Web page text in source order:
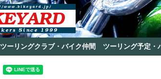
ツーリングクラブ・バイク仲間 ツーリング予定・